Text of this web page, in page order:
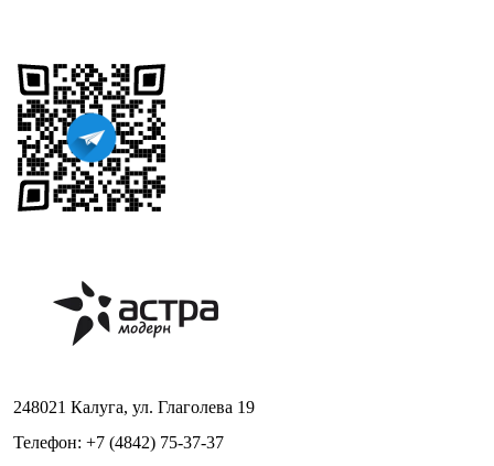
248021 Калуга, ул. Глаголева 19
Телефон: +7 (4842) 75-37-37